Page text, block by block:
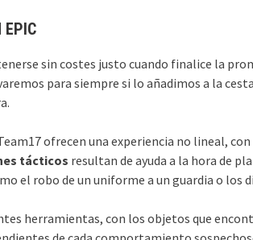
EPIC
sin costes justo cuando finalice la
para siempre si lo añadimos a la
ofrecen una experiencia no lineal,
tácticos resultan de ayuda a la hora de
el robo de un uniforme a un guardia o los
herramientas, con los objetos que